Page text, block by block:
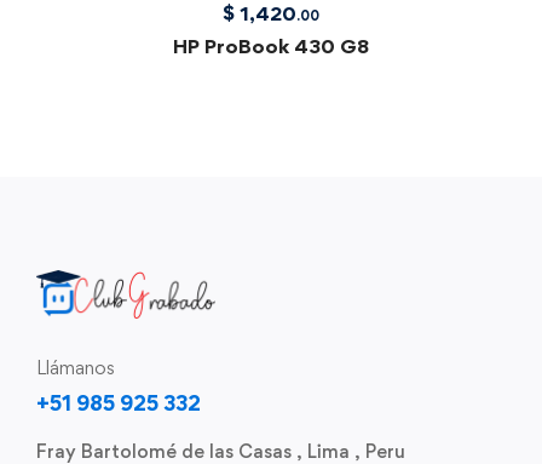
$ 1,420.00
НР ProBook 430 G8
Llámanos
+51 985 925 332
Fray Bartolomé de las Casas , Lima , Peru